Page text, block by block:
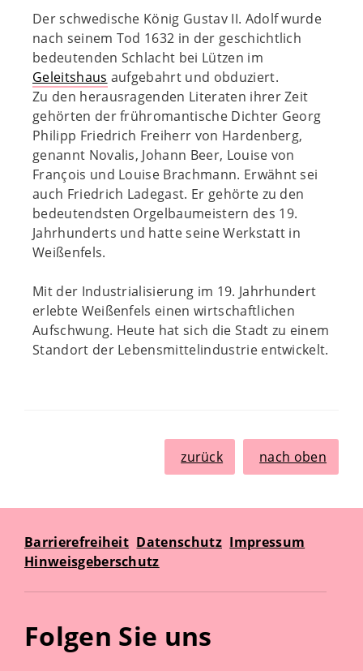
Der schwedische König Gustav II. Adolf wurde
nach seinem Tod 1632 in der geschichtlich
bedeutenden Schlacht bei Lützen im
Geleitshaus aufgebahrt und obduziert.
Zu den herausragenden Literaten ihrer Zeit
gehörten der frühromantische Dichter Georg
Philipp Friedrich Freiherr von Hardenberg,
genannt Novalis, Johann Beer, Louise von
François und Louise Brachmann. Erwähnt sei
auch Friedrich Ladegast. Er gehörte zu den
bedeutendsten Orgelbaumeistern des 19.
Jahrhunderts und hatte seine Werkstatt in
Weißenfels.
Mit der Industrialisierung im 19. Jahrhundert
erlebte Weißenfels einen wirtschaftlichen
Aufschwung. Heute hat sich die Stadt zu einem
Standort der Lebensmittelindustrie entwickelt.
zurück nach oben
Barrierefreiheit Datenschutz Impressum
Hinweisgeberschutz
Folgen Sie uns